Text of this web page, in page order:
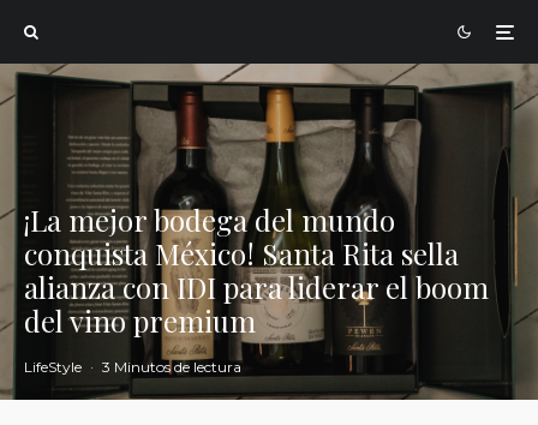
¡La mejor bodega del mundo
conquista México! Santa Rita sella
alianza con IDI para liderar el boom
del vino premium
LifeStyle · 3 Minutos de lectura